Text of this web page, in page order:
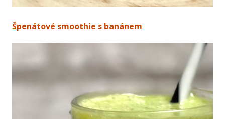
Špenátové smoothie s banánem